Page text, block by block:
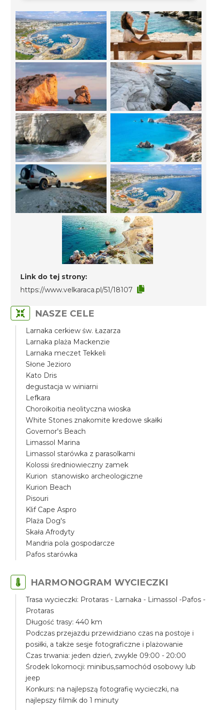
Link do tej strony:
https://www.velkaraca.pl/51/18107
NASZE CELE
Larnaka cerkiew św. Łazarza
Larnaka plaża Mackenzie
Larnaka meczet Tekkeli
Słone Jezioro
Kato Dris
degustacja w winiarni
Lefkara
Choroikoitia neolityczna wioska
White Stones znakomite kredowe skałki
Governor's Beach
Limassol Marina
Limassol starówka z parasolkami
Kolossi średniowieczny zamek
Kurion stanowisko archeologiczne
Kurion Beach
Pisouri
Klif Cape Aspro
Plaża Dog's
Skała Afrodyty
Mandria pola gospodarcze
Pafos starówka
HARMONOGRAM WYCIECZKI
Trasa wycieczki: Protaras - Larnaka - Limassol -Pafos -
Protaras
Długość trasy: 440 km
Podczas przejazdu przewidziano czas na postoje i
posiłki, a także sesje fotograficzne i plażowanie
Czas trwania: jeden dzień, zwykle 09:00 - 20:00
Środek lokomocji: minibus,samochód osobowy lub
jeep
Konkurs: na najlepszą fotografię wycieczki, na
najlepszy filmik do 1 minuty